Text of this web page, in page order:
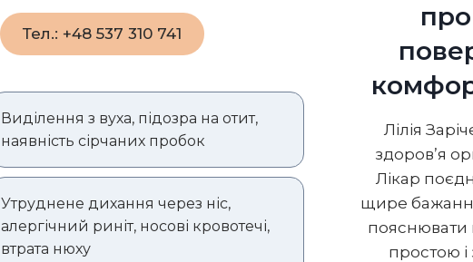
Тел.: +48 537 310 741
Виділення з вуха, підозра на отит,
наявність сірчаних пробок
Утруднене дихання через ніс,
алергічний риніт, носові кровотечі,
втрата нюху
Лілія
здоров’я
Лікар
щире
пояснювати
простою